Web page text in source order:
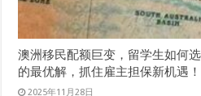
澳洲移民配额巨变，留学生如何
的最优解，抓住雇主担保新机遇！
2025年11月28日